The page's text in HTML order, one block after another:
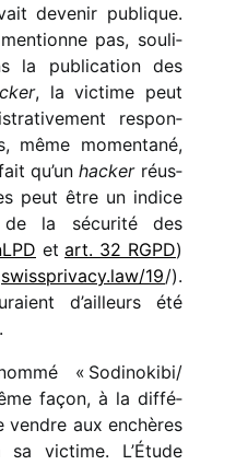
deve­nir publique.
pas, souli­
la publi­ca­tion des
, la victime peut
respon­
même momen­tané,
qu’un hacker réus­
peut être un indice
la sécu­rité des
et art. 32 RGPD)
swiss​pri​vacy​.law/19/​).
d’ailleurs été
« Sodinokibi/​
façon, à la diffé­
vendre aux enchères
victime. L’Étude